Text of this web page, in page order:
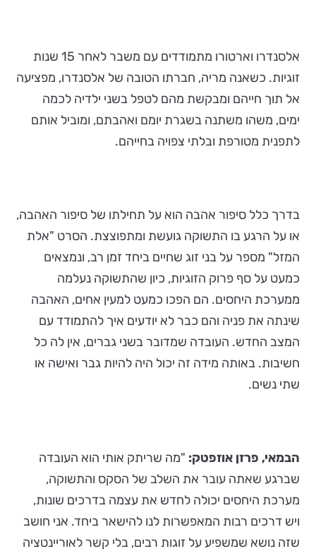
אלסנדרו וארטורו מתמודדים עם משבר לאחר 15 שנות
זוגיות. כשאנה מריה, חברתו הטובה של אלסנדרו, מפציעה
אל תוך חייהם ומבקשת מהם לטפל בשני ילדיה לכמה
ימים, משהו משתנה בשגרת יומם ואהבתם, ומוביל אותם
לתפנית מטורפת ובלתי צפויה בחייהם.
בדרך כלל סיפור אהבה הוא על תחילתו של סיפור האהבה,
או על הרגע בו התשוקה גועשת ומתפוצצת. הסרט "אלת
המזל" מספר על בני זוג שחיים ביחד זמן רב, ונמצאים
כמעט על סף פרוק הזוגיות, כיון שהתשוקה נעלמה
ממערכת היחסים. הם הפכו כמעט למעין אחים, האהבה
שינתה את פניה והם כבר לא יודעים איך להתמודד עם
המצב החדש. העובדה שמדובר בשני גברים, אין לה כל
חשיבות. באותה מידה זה יכול היה להיות גבר ואישה או
שתי נשים.
הבמאי, פרזן אוזפטק: "מה שריתק אותי הוא העובדה
שברגע שאתה עובר את השלב של הסקס והתשוקה,
מערכת היחסים יכולה לחדש את עצמה בדרכים שונות,
ויש דרכים רבות המאפשרות לנו להישאר ביחד. אני חושב
שזה נושא שמשפיע על זוגות רבים, בלי קשר לאוריינטציה